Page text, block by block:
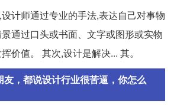
计师通过专业的手法,表达自己对事物
通过口头或书面、文字或图形或实物
价值。 其次,设计是解决... 其。
友，都说设计行业很苦逼，你怎么